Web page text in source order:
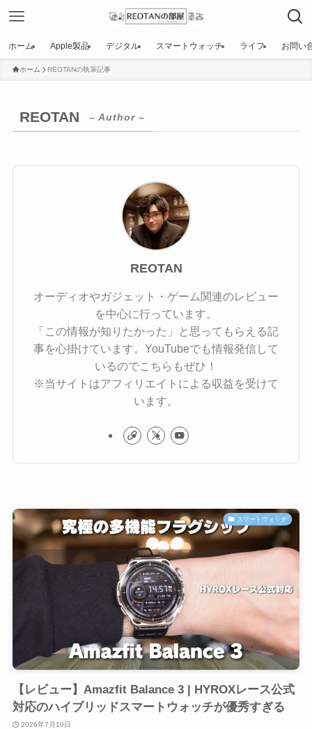
ホーム Apple製品 デジタル スマートウォッチ ライフ お問い
ホーム REOTANの執筆記事
REOTAN – Author –
REOTAN
オーディオやガジェット・ゲーム関連のレビュー
を中心に行っています。
「この情報が知りたかった」と思ってもらえる記
事を心掛けています。YouTubeでも情報発信して
いるのでこちらもぜひ！
※当サイトはアフィリエイトによる収益を受けて
います。
スマートウォッチ
【レビュー】Amazfit Balance 3 | HYROXレース公式
対応のハイブリッドスマートウォッチが優秀すぎる
2026年7月10日